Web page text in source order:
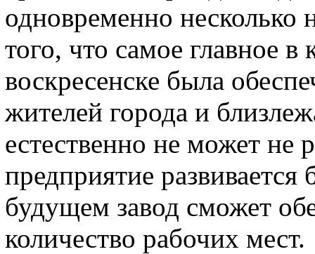
одновременно
того, что самое главное
воскресенске была
жителей города и
естественно не может не
предприятие
будущем завод сможет
количество рабочих мест.